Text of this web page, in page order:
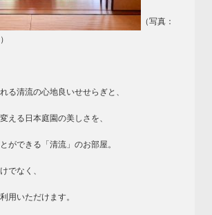
（写真：
る清流の心地良いせせらぎと、
える日本庭園の美しさを、
ができる「清流」のお部屋。
でなく、
用いただけます。